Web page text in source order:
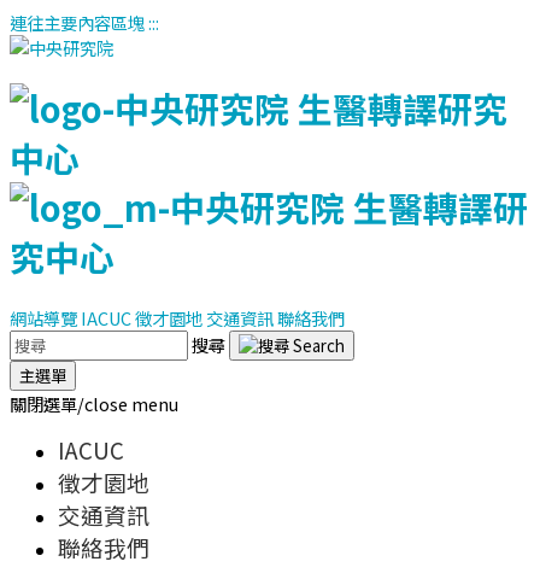
連往主要內容區塊:::
網站導覽IACUC徵才園地交通資訊聯絡我們
搜尋
主選單
關閉選單/close menu
IACUC
徵才園地
交通資訊
聯絡我們